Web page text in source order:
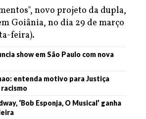
novo projeto da dupla,
Goiânia, no dia 29 de março
feira).
show em São Paulo com nova
entenda motivo para Justiça
‘Bob Esponja, O Musical’ ganha